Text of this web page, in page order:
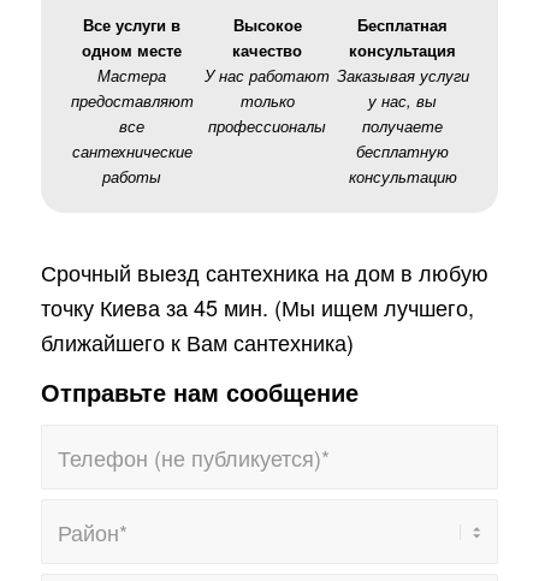
Все услуги в
одном месте
Мастера
предоставляют
все
сантехнические
работы
Высокое
качество
У нас работают
только
профессионалы
Бесплатная
консультация
Заказывая услуги
у нас, вы
получаете
бесплатную
консультацию
Срочный выезд сантехника на дом в любую
точку Киева за 45 мин. (Мы ищем лучшего,
ближайшего к Вам сантехника)
Отправьте нам сообщение